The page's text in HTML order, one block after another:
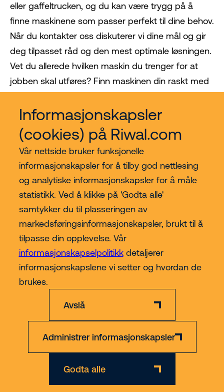
Informasjonskapsler
(cookies) på Riwal.com
Vår nettside bruker funksjonelle
informasjonskapsler for å tilby god nettlesing
og analytiske informasjonskapsler for å måle
statistikk. Ved å klikke på 'Godta alle'
samtykker du til plasseringen av
markedsføringsinformasjonskapsler, brukt til å
tilpasse din opplevelse. Vår
informasjonskapselpolitikkdetaljerer
informasjonskapslene vi setter og hvordan de
brukes.
Avslå
Administrer informasjonskapsler
Godta alle
eller gaffeltrucken, og du kan være trygg på å
finne maskinene som passer perfekt til dine behov.
Når du kontakter oss diskuterer vi dine mål og gir
deg tilpasset råd og den mest optimale løsningen.
Vet du allerede hvilken maskin du trenger for at
jobben skal utføres? Finn maskinen din raskt med
Kjøp hos Riwal Norge
Contact
Mer
© 2026 Riwal - All rights reserved